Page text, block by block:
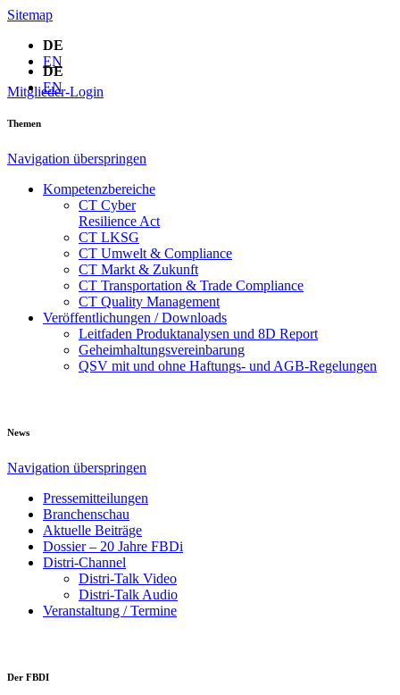
Sitemap
DE
EN
Mitglieder-Login
DE
EN
Themen
Navigation überspringen
Kompetenzbereiche
CT Cyber
Resilience Act
CT LKSG
CT Umwelt & Compliance
CT Markt & Zukunft
CT Transportation & Trade Compliance
CT Quality Management
Veröffentlichungen / Downloads
Leitfaden Produktanalysen und 8D Report
Geheimhaltungsverein­barung
QSV mit und ohne Haftungs- und AGB-Regelungen
News
Navigation überspringen
Pressemitteilungen
Branchenschau
Aktuelle Beiträge
Dossier – 20 Jahre FBDi
Distri-Channel
Distri-Talk Video
Distri-Talk Audio
Veranstaltung / Termine
Der FBDI